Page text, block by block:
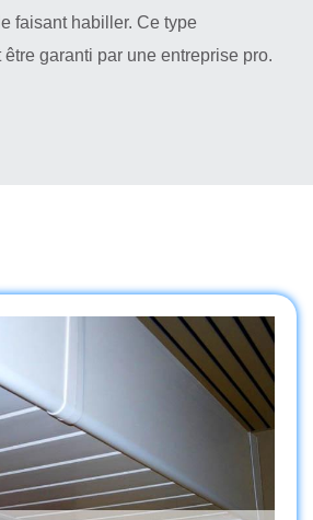
faisant habiller. Ce type
être garanti par une entreprise pro.